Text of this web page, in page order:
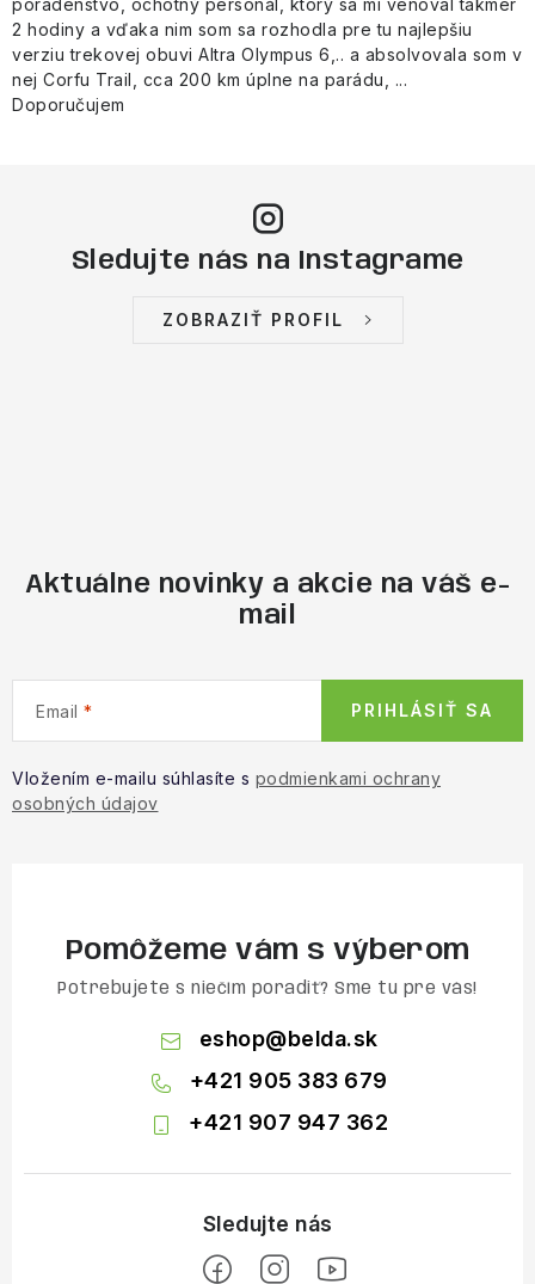
2 hodiny a vďaka nim som sa rozhodla pre tu najlepšiu
verziu trekovej obuvi Altra Olympus 6,.. a absolvovala som v
nej Corfu Trail, cca 200 km úplne na parádu, ...
Doporučujem
Sledujte nás na Instagrame
ZOBRAZIŤ PROFIL
Aktuálne novinky a akcie na váš e-
mail
Email
Vložením e-mailu súhlasíte s podmienkami ochrany
osobných údajov
PRIHLÁSIŤ SA
Pomôžeme vám s výberom
Potrebujete s niečím poradiť? Sme tu pre vás!
eshop@belda.sk
+421 905 383 679
+421 907 947 362